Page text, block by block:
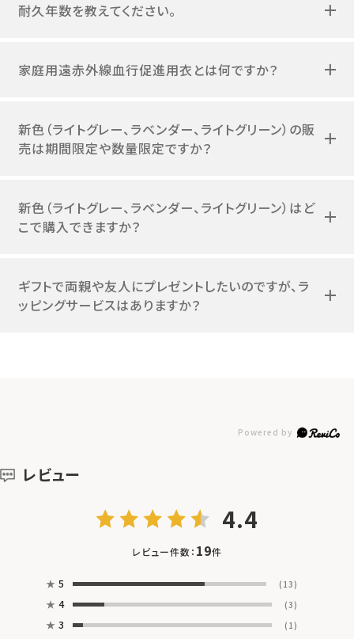
耐久年数を教えてください。
家庭用遠赤外線血行促進用衣とは何ですか？
新色（ライトグレー、ラベンダー、ライトグリーン）の販
売は期間限定や数量限定ですか？
新色（ライトグレー、ラベンダー、ライトグリーン）はど
こで購入できますか？
ギフトで両親や友人にプレゼントしたいのですが、ラ
ッピングサービスはありますか？
レビュー
4.4
レビュー件数： 19件
★ 5 (13)
★ 4 (3)
★ 3 (1)